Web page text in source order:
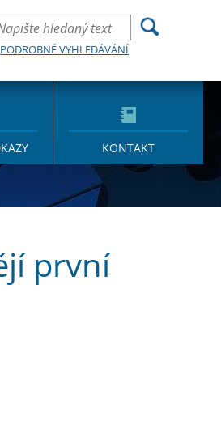
PODROBNÉ VYHLEDÁVÁNÍ
KONTAKT
první